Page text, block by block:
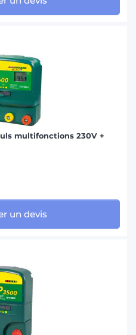
multifonctions 230V +
un devis